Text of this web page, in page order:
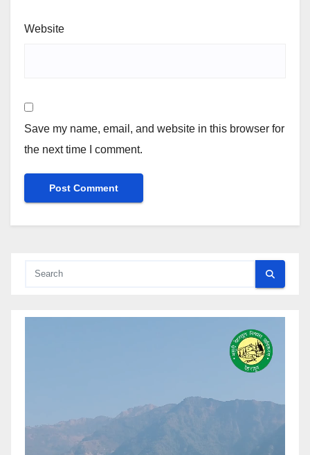
Website
Save my name, email, and website in this browser for
the next time I comment.